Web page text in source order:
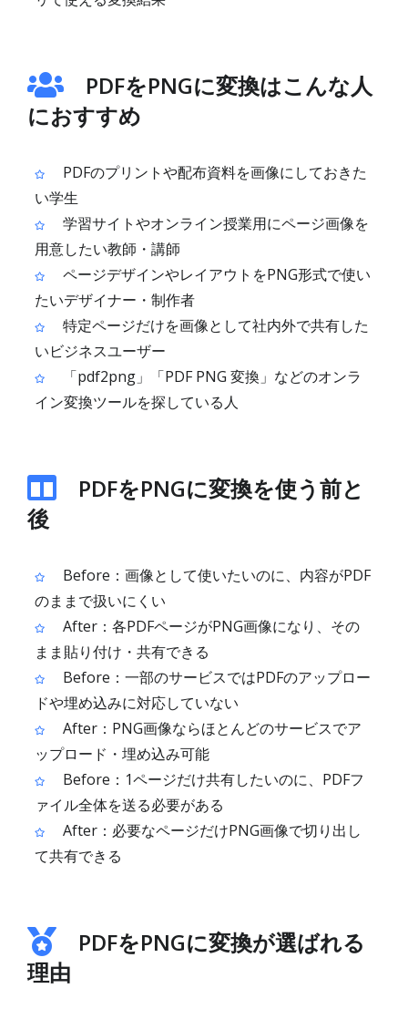
PDFをPNGに変換はこんな人
におすすめ
PDFのプリントや配布資料を画像にしておきた
い学生
学習サイトやオンライン授業用にページ画像を
用意したい教師・講師
ページデザインやレイアウトをPNG形式で使い
たいデザイナー・制作者
特定ページだけを画像として社内外で共有した
いビジネスユーザー
「pdf2png」「PDF PNG 変換」などのオンラ
イン変換ツールを探している人
PDFをPNGに変換を使う前と
後
Before：画像として使いたいのに、内容がPDF
のままで扱いにくい
After：各PDFページがPNG画像になり、その
まま貼り付け・共有できる
Before：一部のサービスではPDFのアップロー
ドや埋め込みに対応していない
After：PNG画像ならほとんどのサービスでア
ップロード・埋め込み可能
Before：1ページだけ共有したいのに、PDFフ
ァイル全体を送る必要がある
After：必要なページだけPNG画像で切り出し
て共有できる
PDFをPNGに変換が選ばれる
理由